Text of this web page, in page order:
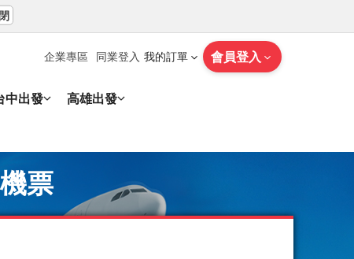
企業專區 同業登入 我的訂單 會員登入
中出發 高雄出發
票